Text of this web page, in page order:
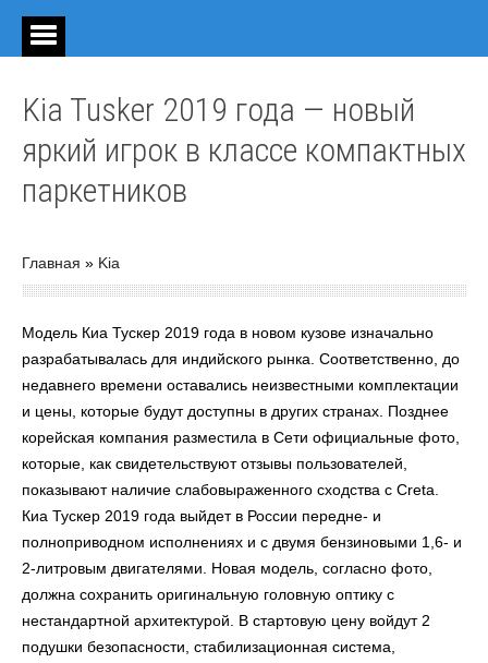
Kia Tusker 2019 года — новый
яркий игрок в классе компактных
паркетников
Главная » Kia
Модель Киа Тускер 2019 года в новом кузове изначально
разрабатывалась для индийского рынка. Соответственно, до
недавнего времени оставались неизвестными комплектации
и цены, которые будут доступны в других странах. Позднее
корейская компания разместила в Сети официальные фото,
которые, как свидетельствуют отзывы пользователей,
показывают наличие слабовыраженного сходства с Creta.
Киа Тускер 2019 года выйдет в России передне- и
полноприводном исполнениях и с двумя бензиновыми 1,6- и
2-литровым двигателями. Новая модель, согласно фото,
должна сохранить оригинальную головную оптику с
нестандартной архитектурой. В стартовую цену войдут 2
подушки безопасности, стабилизационная система,